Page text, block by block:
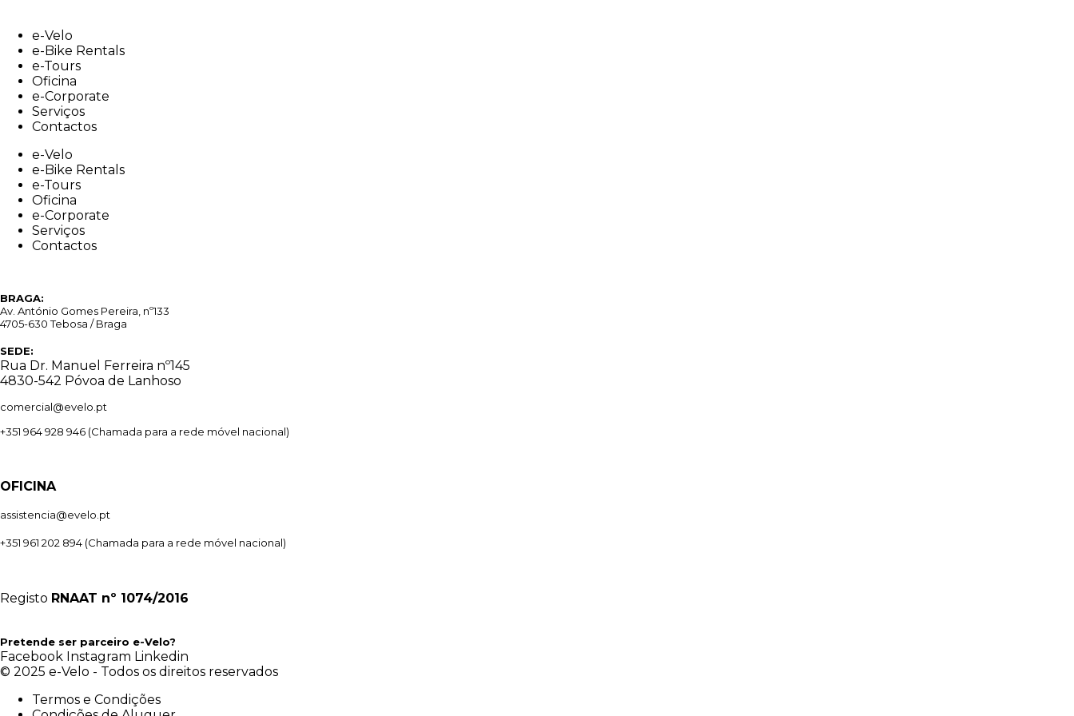
contente-Velo
e-Bike Rentals
e-Tours
Oficina
e-Corporate
Serviços
Contactos
e-Velo
e-Bike Rentals
e-Tours
Oficina
e-Corporate
Serviços
Contactos
BRAGA:
Av. António Gomes Pereira, nº133
4705-630 Tebosa / Braga
SEDE:
Rua Dr. Manuel Ferreira nº145
4830-542 Póvoa de Lanhoso
comercial@evelo.pt
+351 964 928 946 (Chamada para a rede móvel nacional)
OFICINA
assistencia@evelo.pt
+351 961 202 894 (Chamada para a rede móvel nacional)
Registo RNAAT nº 1074/2016
Pretende ser parceiro e-Velo?
Facebook Instagram Linkedin
© 2025 e-Velo - Todos os direitos reservados
Termos e Condições